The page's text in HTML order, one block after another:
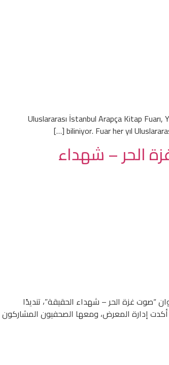
10. Uluslararası İstanbul Arapça Kitap
biliniyor. Fuar her yıl
الحر – شهداء
“صوت غزة الحر – شهداء الحقيقة”، تنديدًا
أكدت إدارة المعرض، ومعها الصحفيون المشاركون